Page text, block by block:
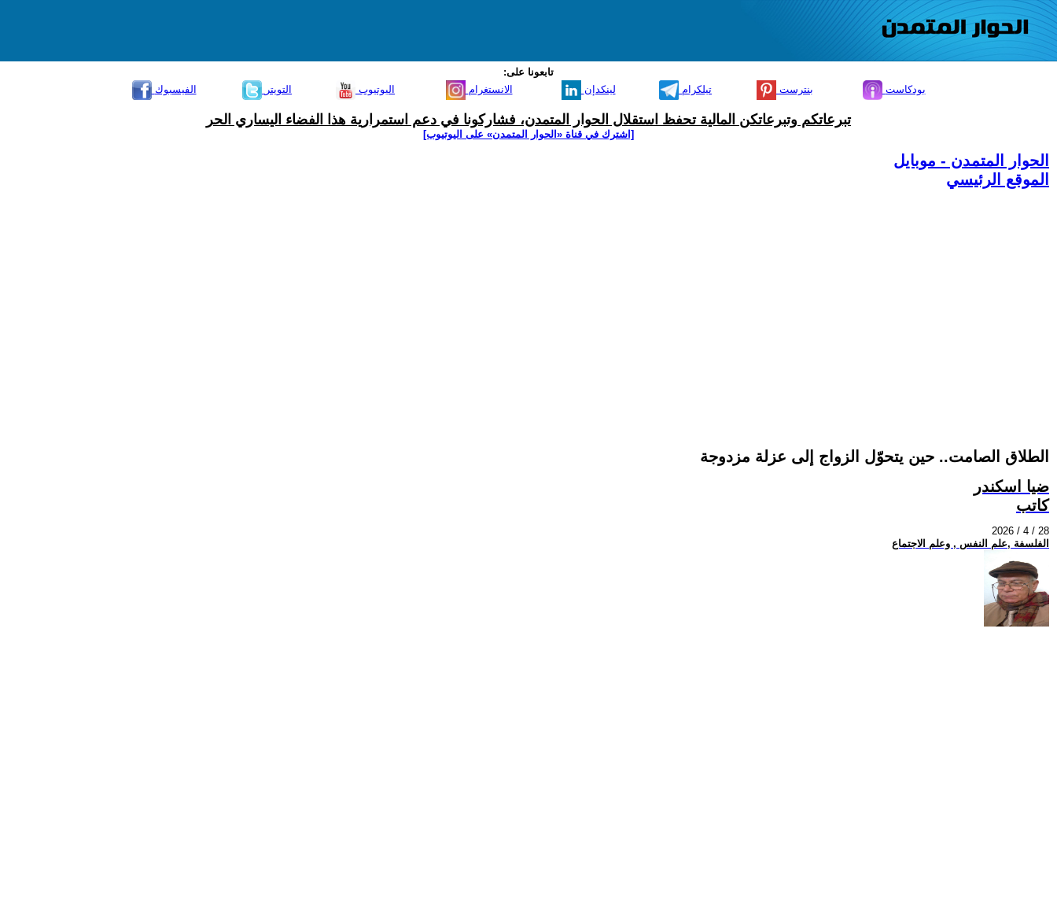
تابعونا على:
الفيسبوك
التويتر اليوتيوب الانستغرام لينكدإن تيلكرام بنترست بودكاست
تبرعاتكم وتبرعاتكن المالية تحفظ استقلال الحوار المتمدن، فشاركونا في دعم استمرارية هذا الفضاء اليساري الحر
[اشترك في قناة ‫«الحوار المتمدن» على اليوتيوب]
الحوار المتمدن - موبايل
الموقع الرئيسي
الطلاق الصامت.. حين يتحوّل الزواج إلى عزلة مزدوجة
ضيا اسكندر
كاتب
2026 / 4 / 28
الفلسفة ,علم النفس , وعلم الاجتماع